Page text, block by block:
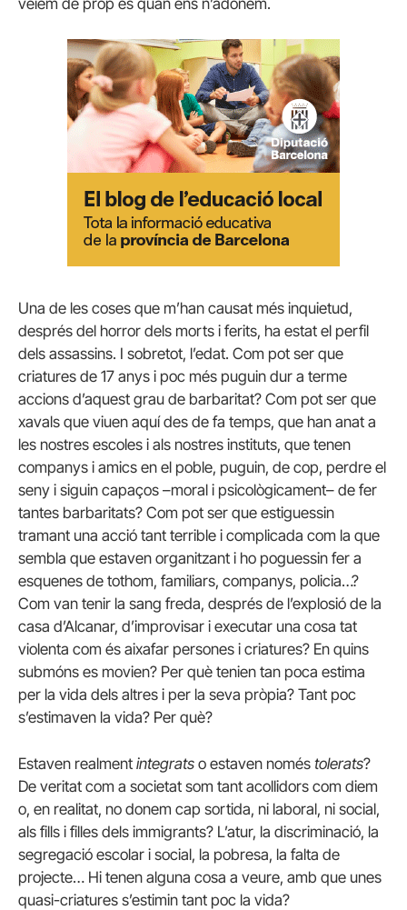
veiem de prop és quan ens n’adonem.
Una de les coses que m’han causat més inquietud,
després del horror dels morts i ferits, ha estat el perfil
dels assassins. I sobretot, l’edat. Com pot ser que
criatures de 17 anys i poc més puguin dur a terme
accions d’aquest grau de barbaritat? Com pot ser que
xavals que viuen aquí des de fa temps, que han anat a
les nostres escoles i als nostres instituts, que tenen
companys i amics en el poble, puguin, de cop, perdre el
seny i siguin capaços –moral i psicològicament– de fer
tantes barbaritats? Com pot ser que estiguessin
tramant una acció tant terrible i complicada com la que
sembla que estaven organitzant i ho poguessin fer a
esquenes de tothom, familiars, companys, policia…?
Com van tenir la sang freda, després de l’explosió de la
casa d’Alcanar, d’improvisar i executar una cosa tat
violenta com és aixafar persones i criatures? En quins
submóns es movien? Per què tenien tan poca estima
per la vida dels altres i per la seva pròpia? Tant poc
s’estimaven la vida? Per què?
Estaven realment integrats o estaven només tolerats?
De veritat com a societat som tant acollidors com diem
o, en realitat, no donem cap sortida, ni laboral, ni social,
als fills i filles dels immigrants? L’atur, la discriminació, la
segregació escolar i social, la pobresa, la falta de
projecte… Hi tenen alguna cosa a veure, amb que unes
quasi-criatures s’estimin tant poc la vida?